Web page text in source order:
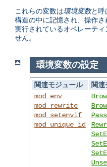
これらの変数は環境変数と呼
構造の中に記憶され、操作
実行されているオペレーテ
せん。
環境変数の設定
関連モジュール
関
mod_env
mod_rewrite
mod_setenvif
mod_unique_id